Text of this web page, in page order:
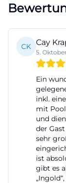
Hinweis:
Parken
Parken ist
ist es
Centrum
Tiefgarage
CK Cay
5.
Ein
inkl.
mit
und
der
sehr
ist
gibt es